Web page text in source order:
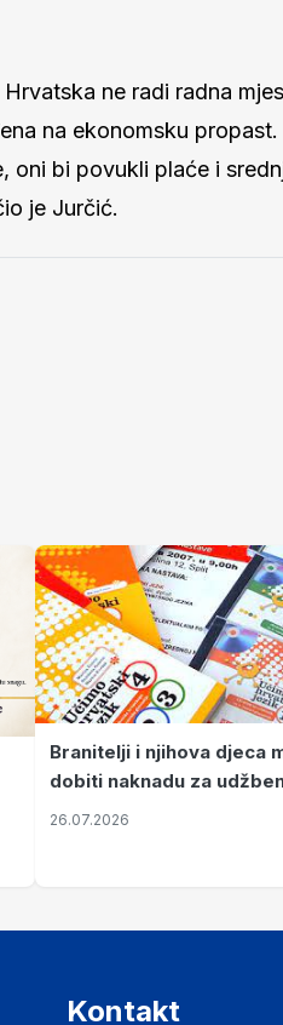
ne radi radna
na ekonomsku
oni bi povukli plaće i
je Jurčić.
Branitelji i njihova djeca
dobiti naknadu za
zahtjevi se podnose do 31.
26.07.2026
Kontakt